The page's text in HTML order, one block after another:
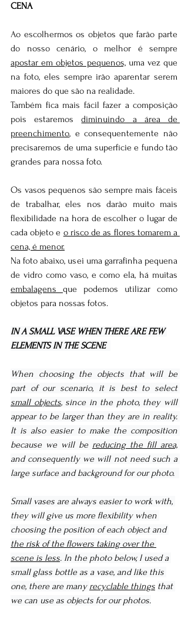
CENA
Ao escolhermos os objetos que farão parte
apostar em objetos pequenos, uma vez que
na foto, eles sempre irão aparentar serem
maiores do que são na realidade.
Também fica mais fácil fazer a composição
pois estaremos diminuindo a área de
preenchimento, e consequentemente não
precisaremos de uma superfície e fundo tão
grandes para nossa foto.
Os vasos pequenos são sempre mais fáceis
de trabalhar, eles nos darão muito mais
flexibilidade na hora de escolher o lugar de
cada objeto e o risco de as flores tomarem a
cena, é menor.
Na foto abaixo, usei uma garrafinha pequena
embalagens que podemos utilizar como
objetos para nossas fotos.
IN A SMALL VASE WHEN THERE ARE FEW
ELEMENTS IN THE SCENE
When choosing the objects that will be
part of our scenario, it is best to select
small objects, since in the photo, they will
appear to be larger than they are in reality.
It is also easier to make the composition
because we will be reducing the fill area,
and consequently we will not need such a
Small vases are always easier to work with,
they will give us more flexibility when
choosing the position of each object and
the risk of the flowers taking over the
scene is less. In the photo below, I used a
small glass bottle as a vase, and like this
one, there are many recyclable things that
we can use as objects for our photos.